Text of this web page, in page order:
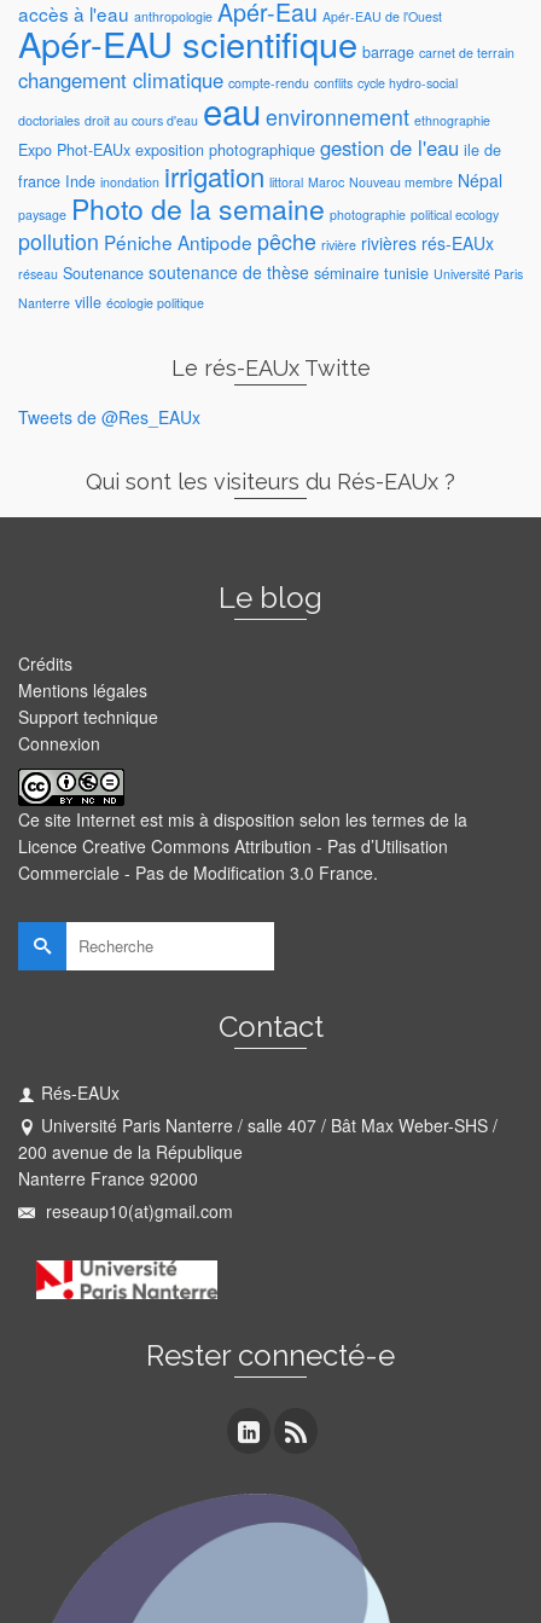
accès à l'eau anthropologie Apér-Eau Apér-EAU de l'Ouest
Apér-EAU scientifique barrage carnet de terrain
changement climatique compte-rendu conflits cycle hydro-social
doctoriales droit au cours d'eau eau environnement ethnographie
Expo Phot-EAUx exposition photographique gestion de l'eau ile de
france Inde inondation irrigation littoral Maroc Nouveau membre Népal
paysage Photo de la semaine photographie political ecology
pollution Péniche Antipode pêche rivière rivières rés-EAUx
réseau Soutenance soutenance de thèse séminaire tunisie Université Paris
Nanterre ville écologie politique
Le rés-EAUx Twitte
Tweets de @Res_EAUx
Qui sont les visiteurs du Rés-EAUx ?
Le blog
Crédits
Mentions légales
Support technique
Connexion
Ce site Internet est mis à disposition selon les termes de la
Licence Creative Commons Attribution - Pas d’Utilisation
Commerciale - Pas de Modification 3.0 France.
Rechercher :
Contact
Rés-EAUx
Université Paris Nanterre / salle 407 / Bât Max Weber-SHS /
200 avenue de la République
Nanterre France 92000
reseaup10(at)gmail.com
Rester connecté-e